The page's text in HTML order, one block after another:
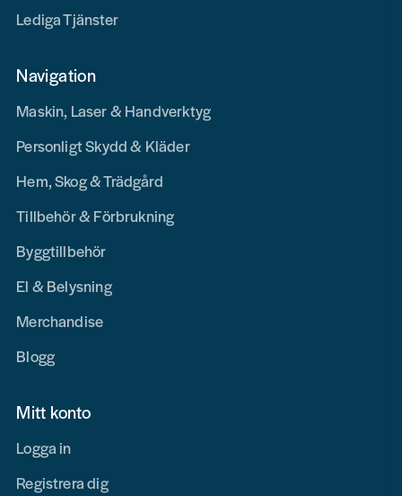
Lediga Tjänster
Navigation
Maskin, Laser & Handverktyg
Personligt Skydd & Kläder
Hem, Skog & Trädgård
Tillbehör & Förbrukning
Byggtillbehör
El & Belysning
Merchandise
Blogg
Mitt konto
Logga in
Registrera dig